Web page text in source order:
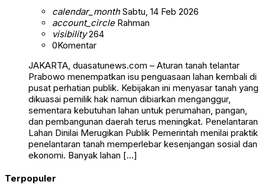
calendar_monthSabtu, 14 Feb 2026
account_circleRahman
visibility264
0Komentar
JAKARTA, duasatunews.com – Aturan tanah telantar
Prabowo menempatkan isu penguasaan lahan kembali di
pusat perhatian publik. Kebijakan ini menyasar tanah yang
dikuasai pemilik hak namun dibiarkan menganggur,
sementara kebutuhan lahan untuk perumahan, pangan,
dan pembangunan daerah terus meningkat. Penelantaran
Lahan Dinilai Merugikan Publik Pemerintah menilai praktik
penelantaran tanah memperlebar kesenjangan sosial dan
ekonomi. Banyak lahan […]
Terpopuler